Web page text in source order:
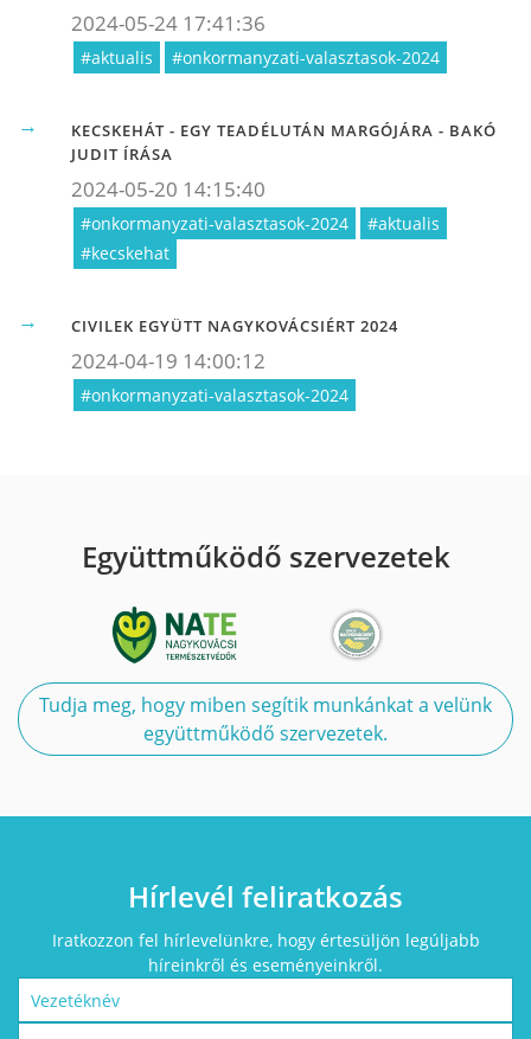
#aktualis #onkormanyzati-valasztasok-2024
2024-05-24 17:41:36
KECSKEHÁT - EGY TEADÉLUTÁN MARGÓJÁRA - BAKÓ
JUDIT ÍRÁSA
#onkormanyzati-valasztasok-2024
#aktualis
#kecskehat
2024-05-20 14:15:40
CIVILEK EGYÜTT NAGYKOVÁCSIÉRT 2024
#onkormanyzati-valasztasok-2024
2024-04-19 14:00:12
Együttműködő szervezetek
Tudja meg, hogy miben segítik munkánkat a velünk
együttműködő szervezetek.
Hírlevél feliratkozás
Iratkozzon fel hírlevelünkre, hogy értesüljön legúljabb
híreinkről és eseményeinkről.